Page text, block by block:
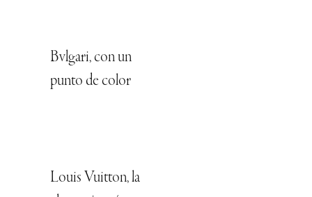
Bvlgari, con un
punto de color
Louis Vuitton, la